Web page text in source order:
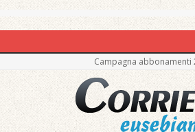
Campagna abbonamenti